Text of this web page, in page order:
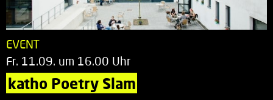
EVENT
Fr. 11.09. um 16.00 Uhr
katho Poetry Slam